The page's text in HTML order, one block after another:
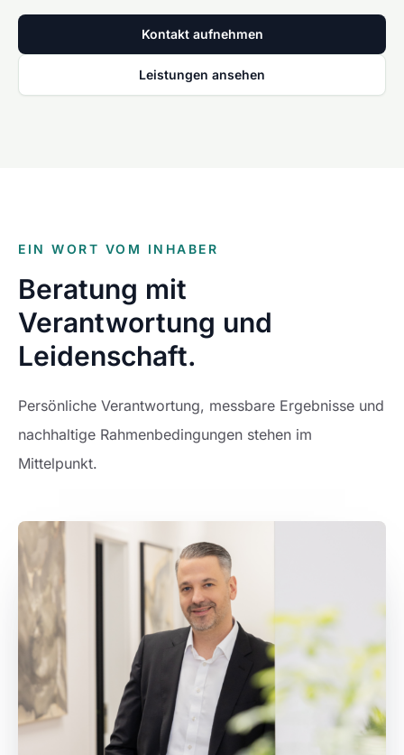
Kontakt aufnehmen
Leistungen ansehen
EIN WORT VOM INHABER
Beratung mit
Verantwortung und
Leidenschaft.
Persönliche Verantwortung, messbare Ergebnisse und
nachhaltige Rahmenbedingungen stehen im
Mittelpunkt.